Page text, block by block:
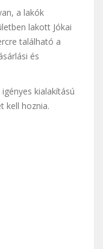
a lakók
lakott Jókai
található a
és
kialakítású
kell hoznia.